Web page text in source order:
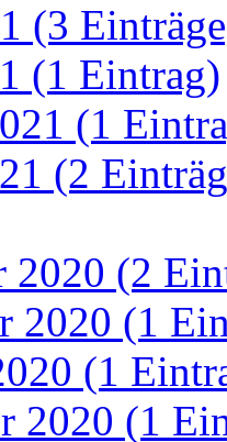
(3
(1 Eintrag)
(1
(2
2020 (2
2020 (1
(1
2020 (1